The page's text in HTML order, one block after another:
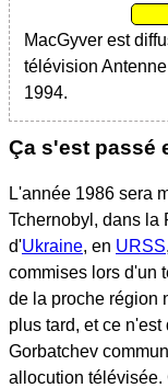
MacGyver est
télévision
1994.
Ça s'est passé
L'année 1986 sera
Tchernobyl, dans
d'Ukraine, en URSS
commises lors d'un
de la proche région
plus tard, et ce
Gorbatchev
allocution télévisée.